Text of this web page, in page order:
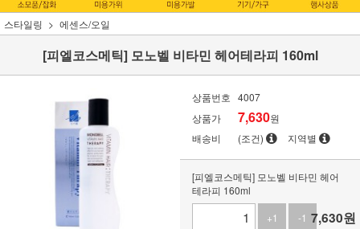
스타일링 에센스/오일
[피엘코스메틱] 모노벨 비타민 헤어테라피 160ml
상품번호 4007
상품가
7,630원
배송비
(조건) 지역별
[피엘코스메틱] 모노벨 비타민 헤어
테라피 160ml
+1
-1 7,630원